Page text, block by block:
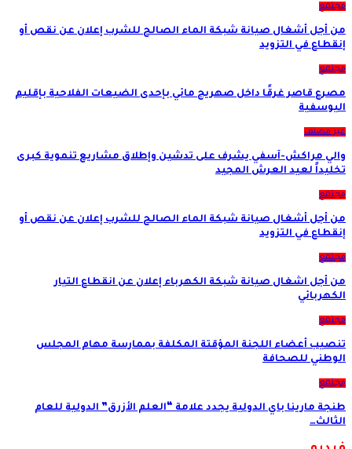
مجتمع
من أجل أشغال صيانة شبكة الماء الصالح للشرب إعلان عن نقص أو
إنقطاع في التزويد
مجتمع
مصرع قاصر غرقًا داخل صهريج مائي بإحدى الضيعات الفلاحية بإقليم
اليوسفية
غير مصنف
والي مراكش-آسفي يشرف على تدشين وإطلاق مشاريع تنموية كبرى
تخليداً لعيد العرش المجيد
مجتمع
من أجل أشغال صيانة شبكة الماء الصالح للشرب إعلان عن نقص أو
إنقطاع في التزويد
مجتمع
من أجل اشغال صيانة شبكة الكهرباء إعلان عن انقطاع التيار
الكهربائي
مجتمع
تنصيب أعضاء اللجنة المؤقتة المكلفة بممارسة مهام المجلس
الوطني للصحافة
مجتمع
طنجة مارينا باي الدولية يجدد علامة “العلم الأزرق” الدولية للعام
الثالث…